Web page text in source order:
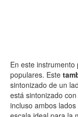
En este
populares. Este
sintonizado de un
está sintonizado con
incluso ambos